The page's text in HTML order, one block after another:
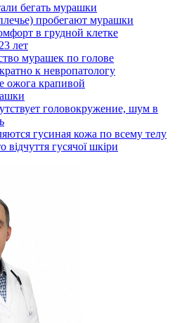
бегать мурашки
пробегают мурашки
в грудной клетке
лет
мурашек по голове
к невропатологу
ожога крапивой
головокружение, шум в
гусиная кожа по всему телу
гусячої шкіри